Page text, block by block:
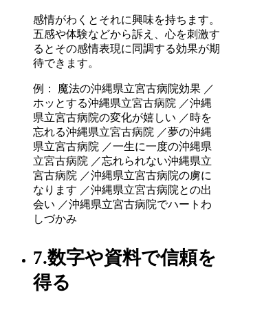
感情がわくとそれに興味を持ちます。
五感や体験などから訴え、心を刺激す
るとその感情表現に同調する効果が期
待できます。
例： 魔法の沖縄県立宮古病院効果 ／
ホッとする沖縄県立宮古病院 ／沖縄
県立宮古病院の変化が嬉しい ／時を
忘れる沖縄県立宮古病院 ／夢の沖縄
県立宮古病院 ／一生に一度の沖縄県
立宮古病院 ／忘れられない沖縄県立
宮古病院 ／沖縄県立宮古病院の虜に
なります ／沖縄県立宮古病院との出
会い ／沖縄県立宮古病院でハートわ
しづかみ
7.数字や資料で信頼を
得る